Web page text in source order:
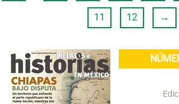
11 12 →